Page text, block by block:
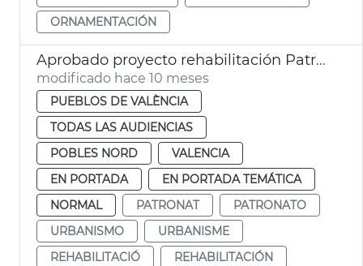
ORNAMENTACIÓN
Aprobado proyecto rehabilitación Patronato Benifaraig
modificado hace 10 meses
PUEBLOS DE VALÈNCIA
TODAS LAS AUDIENCIAS
POBLES NORD
VALENCIA
EN PORTADA
EN PORTADA TEMÁTICA
NORMAL
PATRONAT
PATRONATO
URBANISMO
URBANISME
REHABILITACIÓ
REHABILITACIÓN